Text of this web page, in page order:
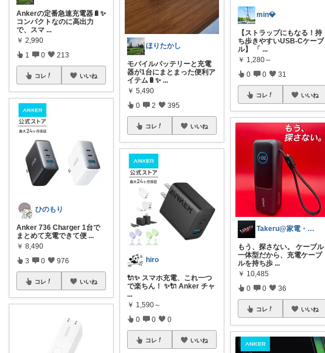
Ankerの定番急速充電器🔋✨
コンパクトなのに高出力
で、スマ ...
￥ 2,990
1 0 213
コレ いいね
ひのもり
Anker 736 Charger 1台で
まとめて充電できて便 ...
￥ 8,490
3 0 976
コレ いいね
ほりたかし
モバイルバッテリーと充電
器が1台にまとまった便利ア
イテム🔋✨...
￥ 5,490
0 2 395
コレ いいね
hiro
🔌✨ スマホ充電、これ一つ
で楽ちん！ ✨🔌 Anker チャ
...
￥ 1,590～
0 0 0
コレ いいね
min💎
【ストラップにもなる！持
ち歩きやすいUSB-Cケーブ
ル】 「 ...
￥ 1,280～
0 0 31
コレ いいね
Takeru@家電・デスク周りメイン👍
もう、探さない。 ケーブル
一体型だから、充電ケーブ
ルを持ち歩 ...
￥ 10,485
0 0 36
コレ いいね